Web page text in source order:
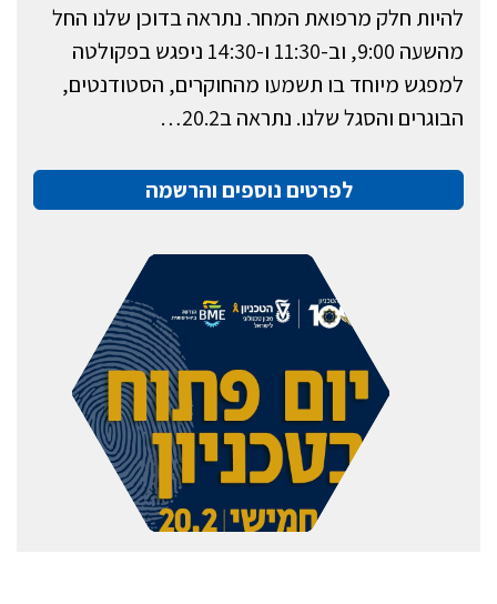
להיות חלק מרפואת המחר. נתראה בדוכן שלנו החל
מהשעה 9:00, וב-11:30 ו-14:30 ניפגש בפקולטה
למפגש מיוחד בו תשמעו מהחוקרים, הסטודנטים,
הבוגרים והסגל שלנו. נתראה ב20.2…
לפרטים נוספים והרשמה